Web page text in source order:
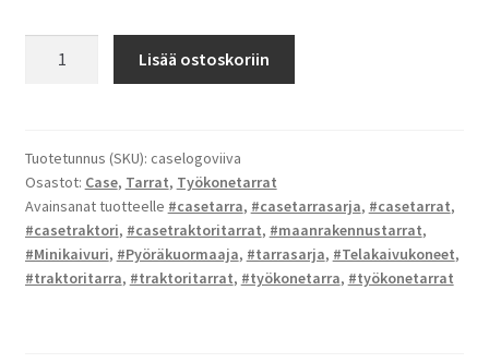
tarrat
määrä
Lisää ostoskoriin
Tuotetunnus (SKU): caselogoviiva
Osastot: Case, Tarrat, Työkonetarrat
Avainsanat tuotteelle #casetarra, #casetarrasarja, #casetarrat,
#casetraktori, #casetraktoritarrat, #maanrakennustarrat,
#Minikaivuri, #Pyöräkuormaaja, #tarrasarja, #Telakaivukoneet,
#traktoritarra, #traktoritarrat, #työkonetarra, #työkonetarrat